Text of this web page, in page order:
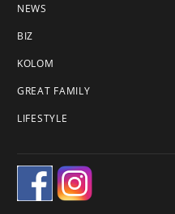
NEWS
BIZ
KOLOM
GREAT FAMILY
LIFESTYLE